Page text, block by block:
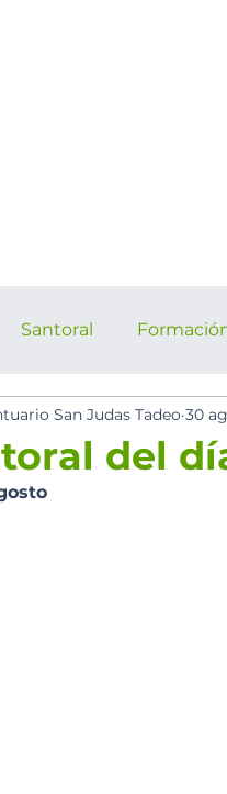
Santoral
del espíritu Sant
del
San Judas Tadeo 30